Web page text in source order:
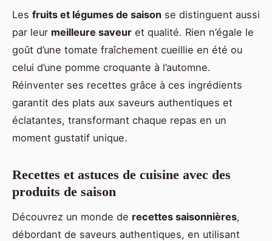
Les fruits et légumes de saison se distinguent aussi
par leur meilleure saveur et qualité. Rien n’égale le
goût d’une tomate fraîchement cueillie en été ou
celui d’une pomme croquante à l’automne.
Réinventer ses recettes grâce à ces ingrédients
garantit des plats aux saveurs authentiques et
éclatantes, transformant chaque repas en un
moment gustatif unique.
Recettes et astuces de cuisine avec des
produits de saison
Découvrez un monde de recettes saisonnières,
débordant de saveurs authentiques, en utilisant